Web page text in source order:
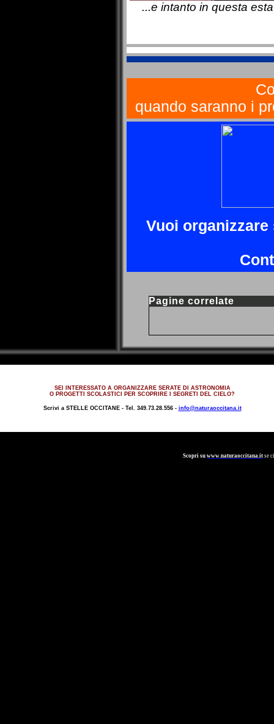
...e intanto in questa
quando saranno i
Vuoi
Pagine correlate
SEI INTERESSATO A ORGANIZZARE SERATE DI ASTRONOMIA
O PROGETTI SCOLASTICI PER SCOPRIRE I SEGRETI DEL CIELO?
Scrivi a STELLE OCCITANE - Tel. 349.73.28.556 - info@naturaoccitana.it
Scopri su www.naturaoccitana.it se